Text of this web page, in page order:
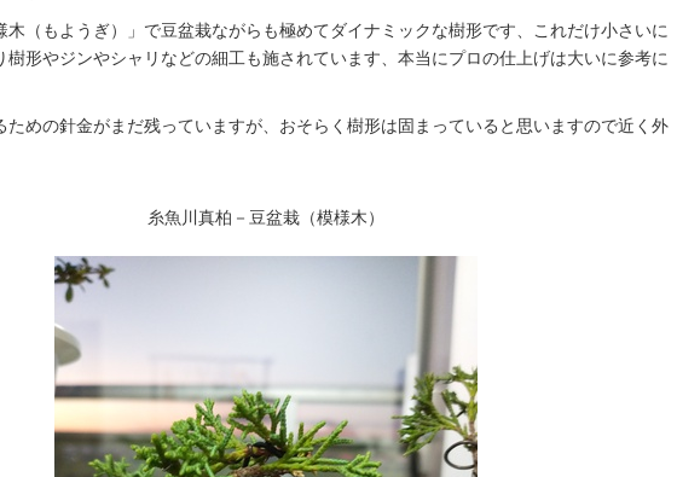
木（もようぎ）」で豆盆栽ながらも極めてダイナミックな樹形です、これだけ小さいに
樹形やジンやシャリなどの細工も施されています、本当にプロの仕上げは大いに参考に
ための針金がまだ残っていますが、おそらく樹形は固まっていると思いますので近く外
糸魚川真柏－豆盆栽（模様木）